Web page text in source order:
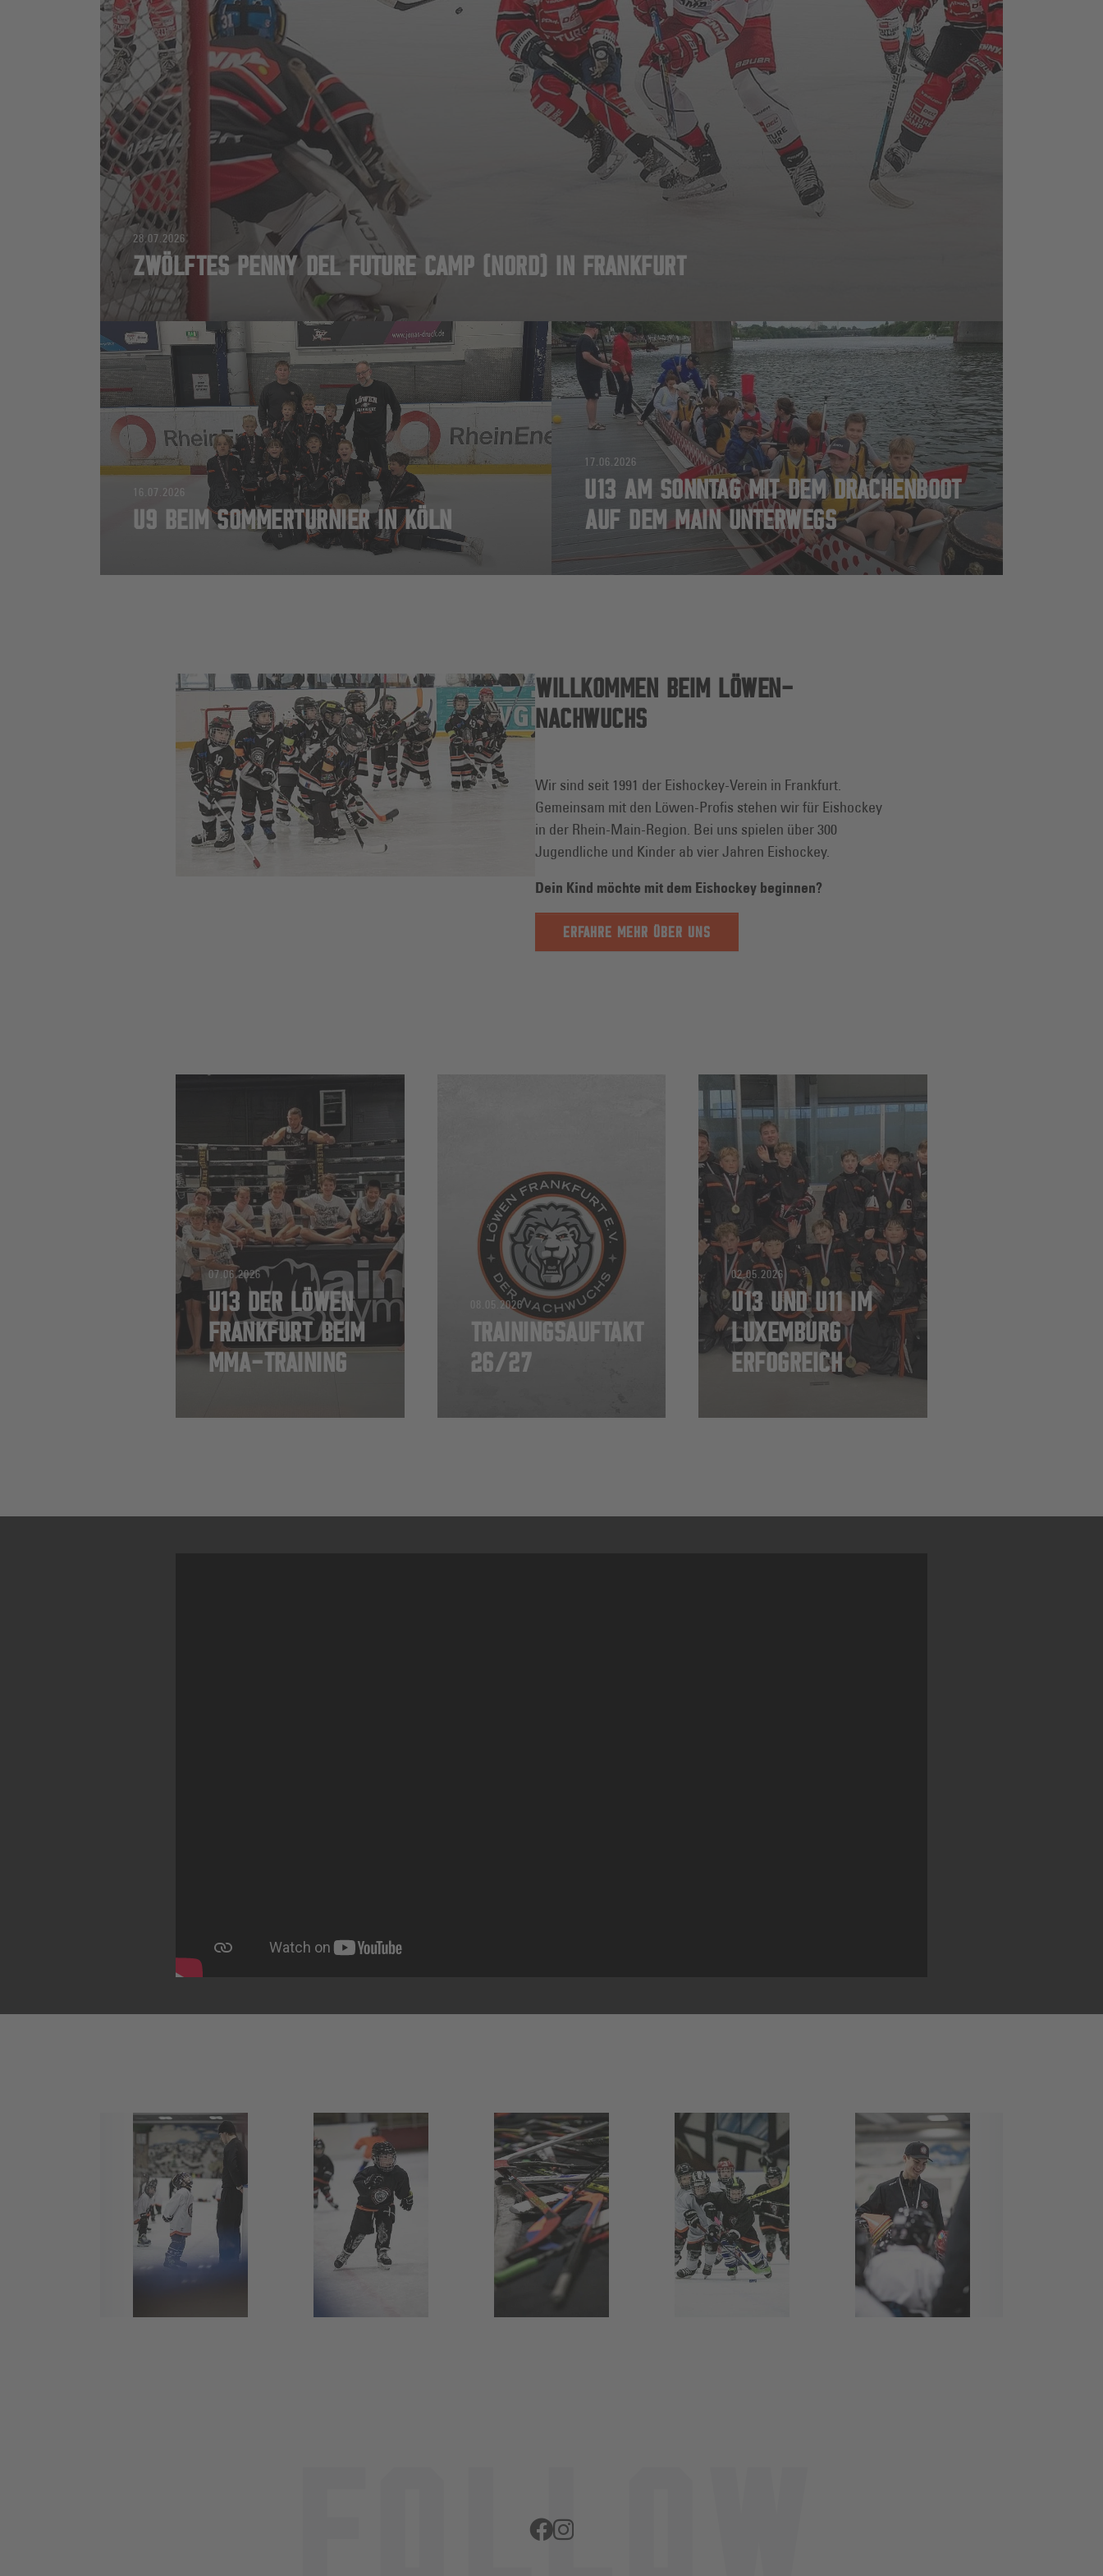
28.07.2026
ZWÖLFTES PENNY DEL FUTURE CAMP (NORD) IN FRANKFURT
16.07.2026
U9 BEIM SOMMERTURNIER IN KÖLN
17.06.2026
U13 AM SONNTAG MIT DEM DRACHENBOOT
AUF DEM MAIN UNTERWEGS
WILLKOMMEN BEIM LÖWEN-
NACHWUCHS
Wir sind seit 1991 der Eishockey-Verein in Frankfurt.
Gemeinsam mit den Löwen-Profis stehen wir für Eishockey
in der Rhein-Main-Region. Bei uns spielen über 300
Jugendliche und Kinder ab vier Jahren Eishockey.
Dein Kind möchte mit dem Eishockey beginnen?
ERFAHRE MEHR ÜBER UNS
07.06.2026
U13 DER LÖWEN
FRANKFURT BEIM
MMA-TRAINING
08.05.2026
TRAININGSAUFTAKT
26/27
02.05.2026
U13 UND U11 IM
LUXEMBURG
ERFOGREICH